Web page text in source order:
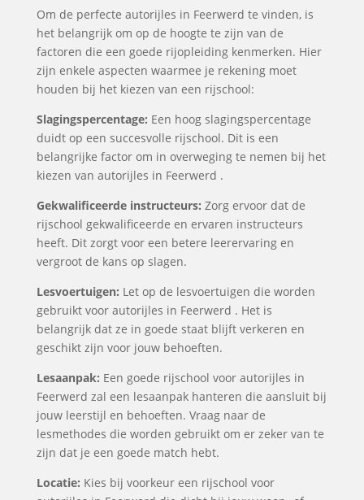
Om de perfecte autorijles in Feerwerd te vinden, is
het belangrijk om op de hoogte te zijn van de
factoren die een goede rijopleiding kenmerken. Hier
zijn enkele aspecten waarmee je rekening moet
houden bij het kiezen van een rijschool:
Slagingspercentage: Een hoog slagingspercentage
duidt op een succesvolle rijschool. Dit is een
belangrijke factor om in overweging te nemen bij het
kiezen van autorijles in Feerwerd .
Gekwalificeerde instructeurs: Zorg ervoor dat de
rijschool gekwalificeerde en ervaren instructeurs
heeft. Dit zorgt voor een betere leerervaring en
vergroot de kans op slagen.
Lesvoertuigen: Let op de lesvoertuigen die worden
gebruikt voor autorijles in Feerwerd . Het is
belangrijk dat ze in goede staat blijft verkeren en
geschikt zijn voor jouw behoeften.
Lesaanpak: Een goede rijschool voor autorijles in
Feerwerd zal een lesaanpak hanteren die aansluit bij
jouw leerstijl en behoeften. Vraag naar de
lesmethodes die worden gebruikt om er zeker van te
zijn dat je een goede match hebt.
Locatie: Kies bij voorkeur een rijschool voor